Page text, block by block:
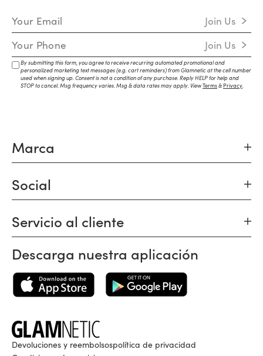
Email Address Join Us
Mobile Number Join Us
By submitting this form, you agree to receive recurring automated promotional and
personalized marketing text messages (e.g. cart reminders) from Glamnetic at the cell number
used when signing up. Consent is not a condition of any purchase. Reply HELP for help and
STOP to cancel. Msg frequency varies. Msg & data rates may apply. ViewTerms&Privacy.
Marca
Social
Servicio al cliente
Descarga nuestra aplicación
Devoluciones y reembolsospolítica de privacidad